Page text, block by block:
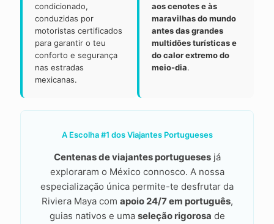
condicionado,
conduzidas por
motoristas certificados
para garantir o teu
conforto e segurança
nas estradas
mexicanas.
aos cenotes e às
maravilhas do mundo
antes das grandes
multidões turísticas e
do calor extremo do
meio-dia.
A Escolha #1 dos Viajantes Portugueses
Centenas de viajantes portuguesesjá
exploraram o México connosco. A nossa
especialização única permite-te desfrutar da
Riviera Maya com apoio 24/7 em português,
guias nativos e uma seleção rigorosa de